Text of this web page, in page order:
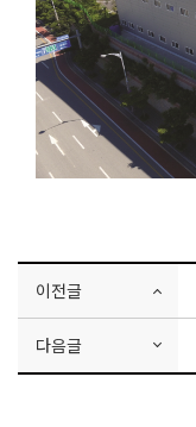
이전글
다음글